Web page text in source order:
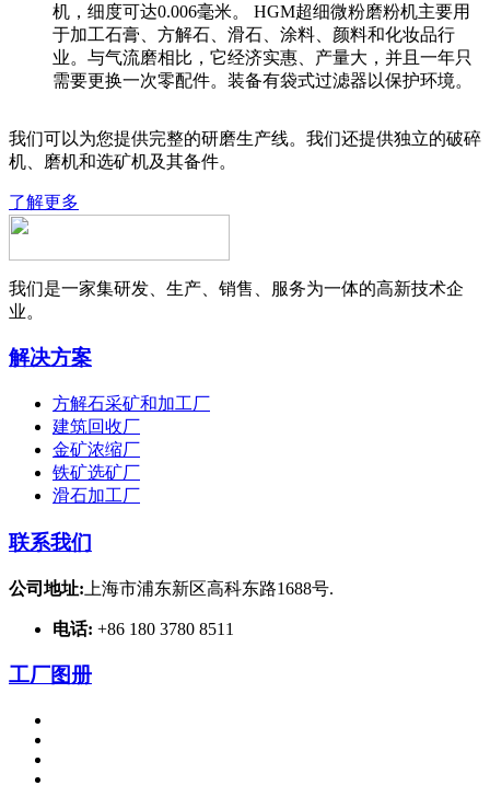
机，细度可达0.006毫米。 HGM超细微粉磨粉机主要用
于加工石膏、方解石、滑石、涂料、颜料和化妆品行
业。与气流磨相比，它经济实惠、产量大，并且一年只
需要更换一次零配件。装备有袋式过滤器以保护环境。
我们可以为您提供完整的研磨生产线。我们还提供独立的破碎
机、磨机和选矿机及其备件。
了解更多
我们是一家集研发、生产、销售、服务为一体的高新技术企
业。
解决方案
方解石采矿和加工厂
建筑回收厂
金矿浓缩厂
铁矿选矿厂
滑石加工厂
联系我们
公司地址: 上海市浦东新区高科东路1688号.
电话: +86 180 3780 8511
工厂图册